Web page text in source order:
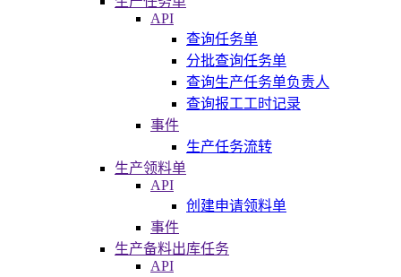
API
查询任务单
分批查询任务单
查询生产任务单负责人
查询报工工时记录
事件
生产任务流转
生产领料单
API
创建申请领料单
事件
生产备料出库任务
API